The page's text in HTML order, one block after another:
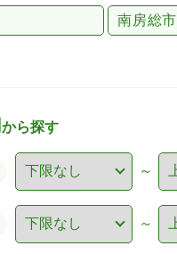
南房総市
から探す
～
～